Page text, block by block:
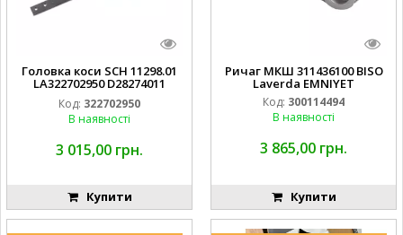
Головка коси SCH 11298.01
LA322702950 D28274011
EMNIYET
Код: 322702950
В наявності
3 015,00 грн.
Купити
Ричаг МКШ 311436100 BISO
Laverda EMNIYET
Код: 300114494
В наявності
3 865,00 грн.
Купити